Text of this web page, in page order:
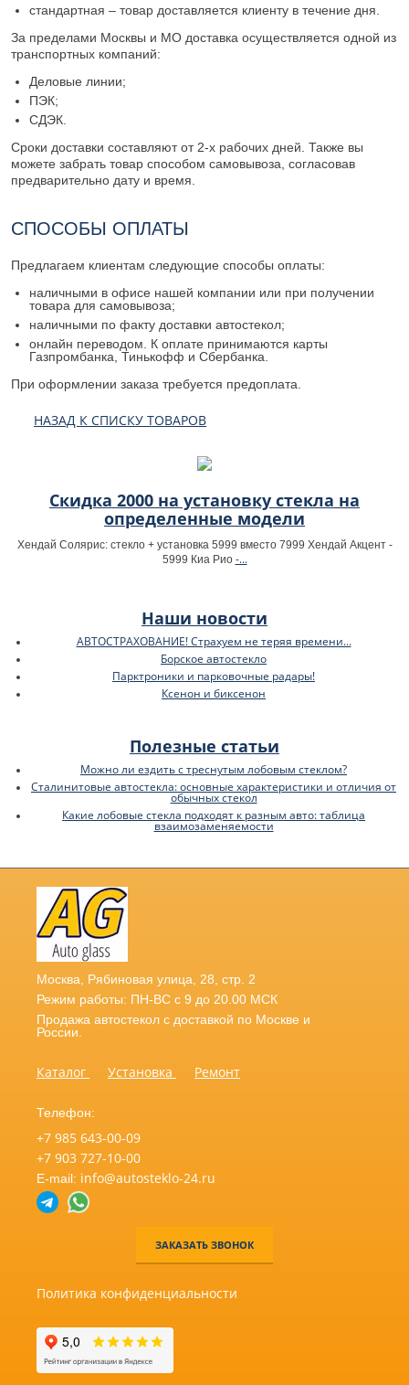
стандартная – товар доставляется клиенту в течение дня.
За пределами Москвы и МО доставка осуществляется одной из
транспортных компаний:
Деловые линии;
ПЭК;
СДЭК.
Сроки доставки составляют от 2-х рабочих дней. Также вы
можете забрать товар способом самовывоза, согласовав
предварительно дату и время.
СПОСОБЫ ОПЛАТЫ
Предлагаем клиентам следующие способы оплаты:
наличными в офисе нашей компании или при получении
товара для самовывоза;
наличными по факту доставки автостекол;
онлайн переводом. К оплате принимаются карты
Газпромбанка, Тинькофф и Сбербанка.
При оформлении заказа требуется предоплата.
НАЗАД К СПИСКУ ТОВАРОВ
Скидка 2000 на установку стекла на
определенные модели
Хендай Солярис: стекло + установка 5999 вместо 7999 Хендай Акцент -
5999 Киа Рио -...
Наши новости
АВТОСТРАХОВАНИЕ! Страхуем не теряя времени...
Борское автостекло
Парктроники и парковочные радары!
Ксенон и биксенон
Полезные статьи
Можно ли ездить с треснутым лобовым стеклом?
Сталинитовые автостекла: основные характеристики и отличия от
обычных стекол
Какие лобовые стекла подходят к разным авто: таблица
взаимозаменяемости
Москва, Рябиновая улица, 28, стр. 2
Режим работы: ПН-ВС с 9 до 20.00 МСК
Продажа автостекол с доставкой по Москве и
России.
Каталог Установка Ремонт
Телефон:
+7 985 643-00-09
+7 903 727-10-00
E-mail: info@autosteklo-24.ru
ЗАКАЗАТЬ ЗВОНОК
Политика конфиденциальности